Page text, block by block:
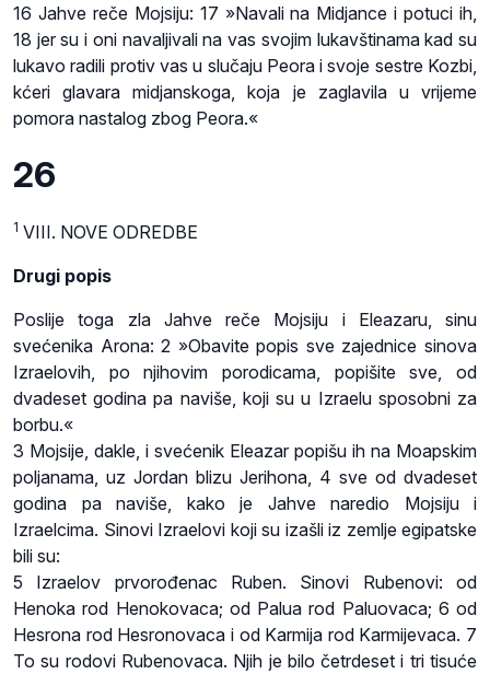
16 Jahve reče Mojsiju: 17 »Navali na Midjance i potuci ih,
18 jer su i oni navaljivali na vas svojim lukavštinama kad su
lukavo radili protiv vas u slučaju Peora i svoje sestre Kozbi,
kćeri glavara midjanskoga, koja je zaglavila u vrijeme
pomora nastalog zbog Peora.«
26
1 VIII. NOVE ODREDBE
Drugi popis
Poslije toga zla Jahve reče Mojsiju i Eleazaru, sinu
svećenika Arona: 2 »Obavite popis sve zajednice sinova
Izraelovih, po njihovim porodicama, popišite sve, od
dvadeset godina pa naviše, koji su u Izraelu sposobni za
borbu.«
3 Mojsije, dakle, i svećenik Eleazar popišu ih na Moapskim
poljanama, uz Jordan blizu Jerihona, 4 sve od dvadeset
godina pa naviše, kako je Jahve naredio Mojsiju i
Izraelcima. Sinovi Izraelovi koji su izašli iz zemlje egipatske
bili su:
5 Izraelov prvorođenac Ruben. Sinovi Rubenovi: od
Henoka rod Henokovaca; od Palua rod Paluovaca; 6 od
Hesrona rod Hesronovaca i od Karmija rod Karmijevaca. 7
To su rodovi Rubenovaca. Njih je bilo četrdeset i tri tisuće